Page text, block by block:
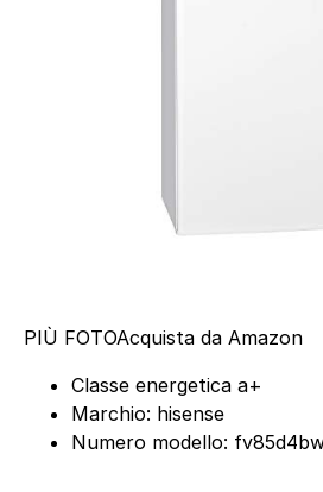
PIÙ FOTOAcquista da Amazon
Classe energetica a+
Marchio: hisense
Numero modello: